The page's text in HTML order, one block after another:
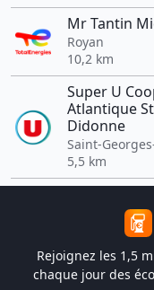
Mr Tantin
Royan
10,2 km
Super U
Atlantique
Didonne
Saint-
5,5 km
Rejoignez les 1,5
chaque jour des